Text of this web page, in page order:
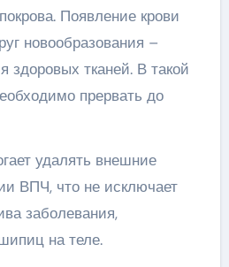
Появление крови
новообразования –
здоровых тканей. В такой
прервать до
удалять внешние
ВПЧ, что не исключает
заболевания,
на теле.